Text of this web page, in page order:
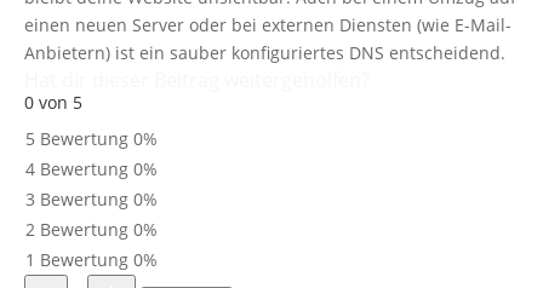
einen neuen Server oder bei externen Diensten (wie E-Mail-
Anbietern) ist ein sauber konfiguriertes DNS entscheidend.
0 von 5
5 Bewertung 0%
4 Bewertung 0%
3 Bewertung 0%
2 Bewertung 0%
1 Bewertung 0%